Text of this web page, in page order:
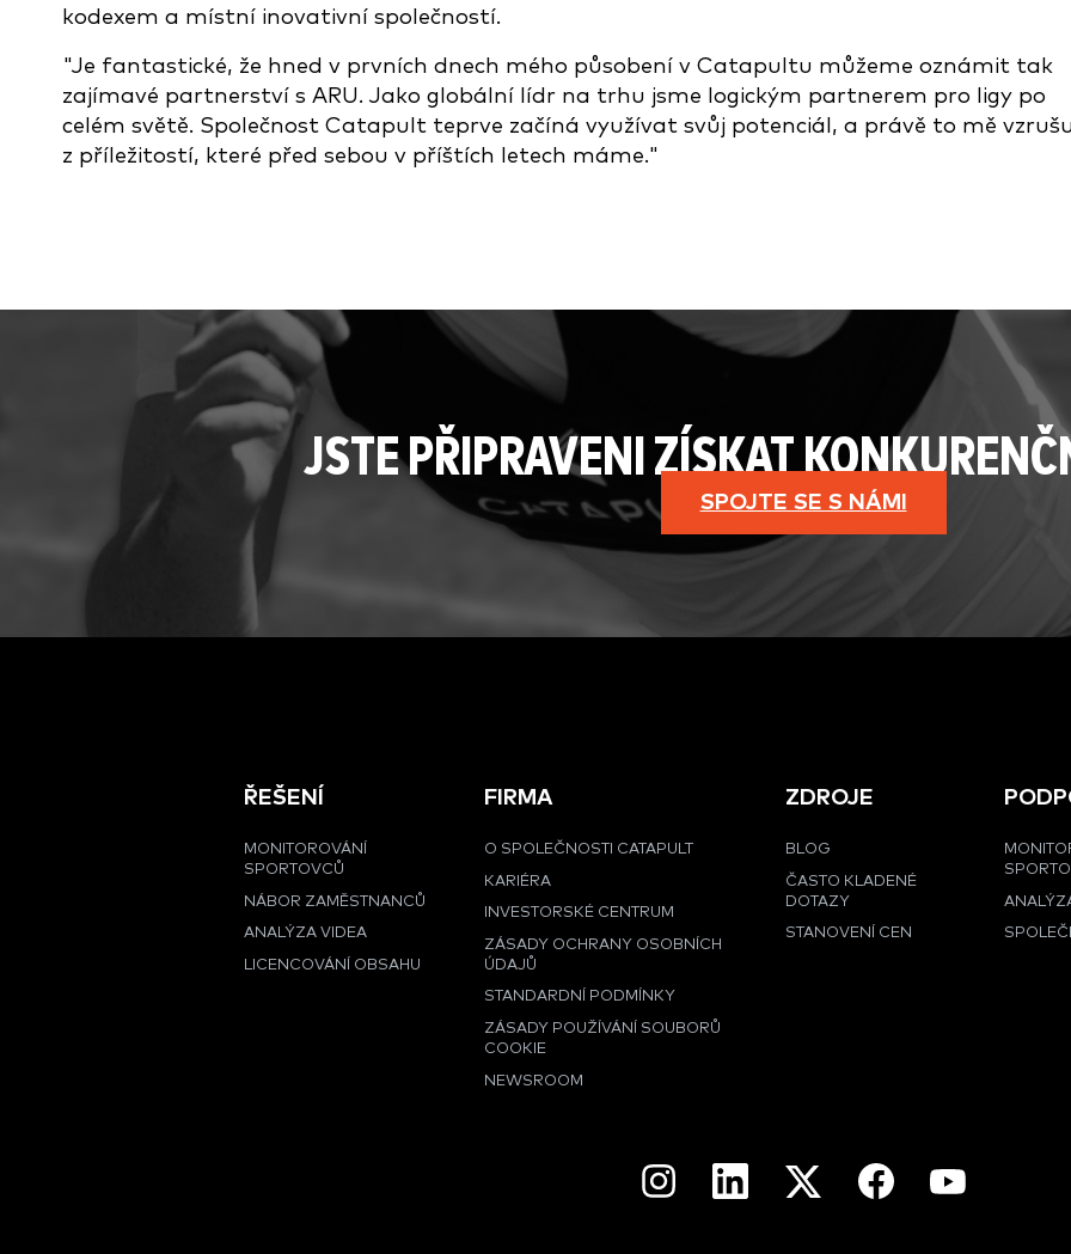
kodexem a místní inovativní společností.
"Je fantastické, že hned v prvních dnech mého působení v Catapultu můžeme oznámit tak
zajímavé partnerství s ARU. Jako globální lídr na trhu jsme logickým partnerem pro ligy po
celém světě. Společnost Catapult teprve začíná využívat svůj potenciál, a právě to mě
z příležitostí, které před sebou v příštích letech máme."
JSTE PŘIPRAVENI ZÍSKAT
SPOJTE SE S NÁMI
ŘEŠENÍ
MONITOROVÁNÍ
SPORTOVCŮ
NÁBOR ZAMĚSTNANCŮ
ANALÝZA VIDEA
LICENCOVÁNÍ OBSAHU
FIRMA
O SPOLEČNOSTI CATAPULT
KARIÉRA
INVESTORSKÉ CENTRUM
ZÁSADY OCHRANY OSOBNÍCH
ÚDAJŮ
STANDARDNÍ PODMÍNKY
ZÁSADY POUŽÍVÁNÍ SOUBORŮ
COOKIE
NEWSROOM
ZDROJE
BLOG
ČASTO KLADENÉ
DOTAZY
STANOVENÍ CEN